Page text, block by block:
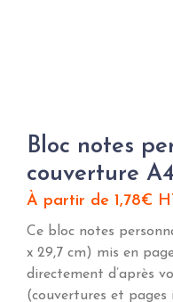
Bloc notes
couverture
À partir de 1,78€
Ce bloc notes
x 29,7 cm) mis en
directement d’après
(couvertures et pages